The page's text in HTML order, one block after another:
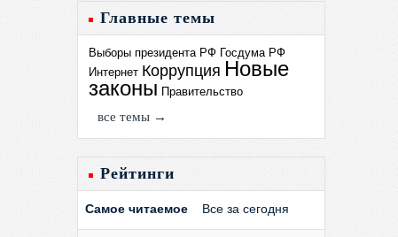
Главные темы
Выборы президента РФ Госдума РФ
Интернет Коррупция Новые
законы Правительство
все темы →
Рейтинги
Самое читаемое Все за сегодня